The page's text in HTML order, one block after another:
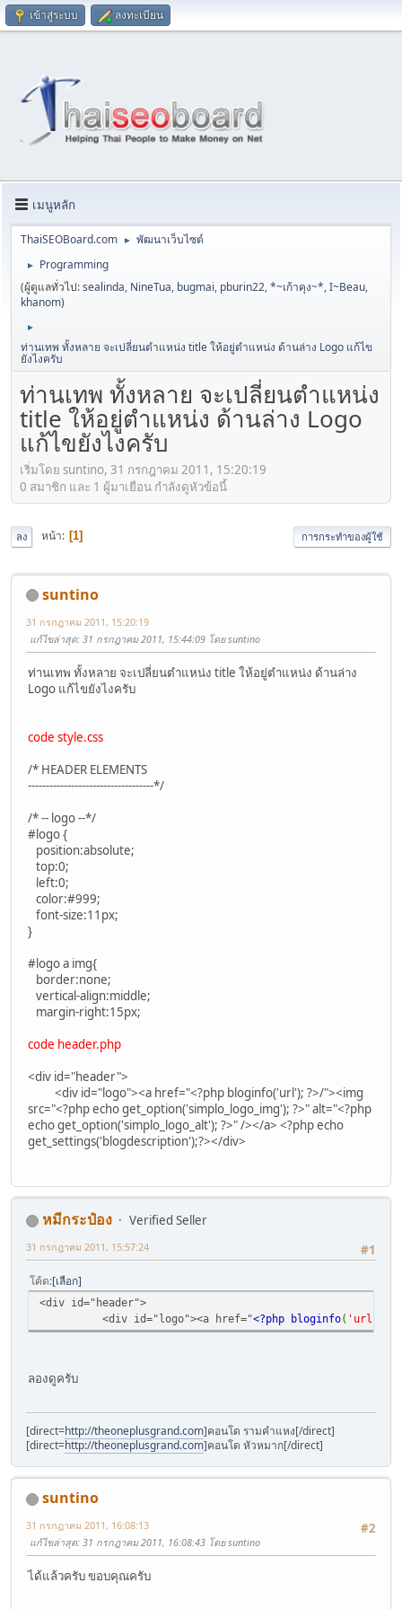
เข้าสู่ระบบ ลงทะเบียน
เมนูหลัก
ThaiSEOBoard.com ► พัฒนาเว็บไซต์
►
Programming
(ผู้ดูแลทั่วไป:sealinda, NineTua, bugmai, pburin22,*~เก้าคุง~*,I~Beau,
khanom)
►
ท่านเทพ ทั้งหลาย จะเปลี่ยนตำแหน่ง title ให้อยู่ตำแหน่ง ด้านล่าง Logo แก้ไข
ยังไงครับ
ท่านเทพ ทั้งหลาย จะเปลี่ยนตำแหน่ง
title ให้อยู่ตำแหน่ง ด้านล่าง Logo
แก้ไขยังไงครับ
เริ่มโดย suntino, 31 กรกฎาคม 2011, 15:20:19
0 สมาชิก และ 1 ผู้มาเยือน กำลังดูหัวข้อนี้
ลง หน้า 1 การกระทำของผู้ใช้
suntino
31 กรกฎาคม 2011, 15:20:19
แก้ไขล่าสุด: 31 กรกฎาคม 2011, 15:44:09 โดย suntino
ท่านเทพ ทั้งหลาย จะเปลี่ยนตำแหน่ง title ให้อยู่ตำแหน่ง ด้านล่าง
Logo แก้ไขยังไงครับ
code style.css
/* HEADER ELEMENTS
-----------------------------------*/
/* -- logo --*/
#logo {
position:absolute;
top:0;
left:0;
color:#999;
font-size:11px;
}
#logo a img{
border:none;
vertical-align:middle;
margin-right:15px;
code header.php
<div id="header">
<div id="logo"><a href="<?php bloginfo('url'); ?>/"><img
src="<?php echo get_option('simplo_logo_img'); ?>" alt="<?php
echo get_option('simplo_logo_alt'); ?>" /></a> <?php echo
get_settings('blogdescription');?></div>
หมีกระป๋อง
Verified Seller
#1
31 กรกฎาคม 2011, 15:57:24
โค้ด เลือก
<div id="header">
<div id="logo"><a href="<?php bloginfo( 'url'
ลองดูครับ
[direct=http://theoneplusgrand.com]คอนโด รามคำแหง[/direct]
[direct=http://theoneplusgrand.com]คอนโด หัวหมาก[/direct]
suntino
#2
31 กรกฎาคม 2011, 16:08:13
แก้ไขล่าสุด: 31 กรกฎาคม 2011, 16:08:43 โดย suntino
ได้แล้วครับ ขอบคุณครับ